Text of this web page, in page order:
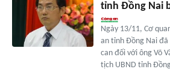
tỉnh Đồng Nai
Ngày 13/11, Cơ
an tỉnh Đồng Nai
can đối với ông Võ
tịch UBND tỉnh